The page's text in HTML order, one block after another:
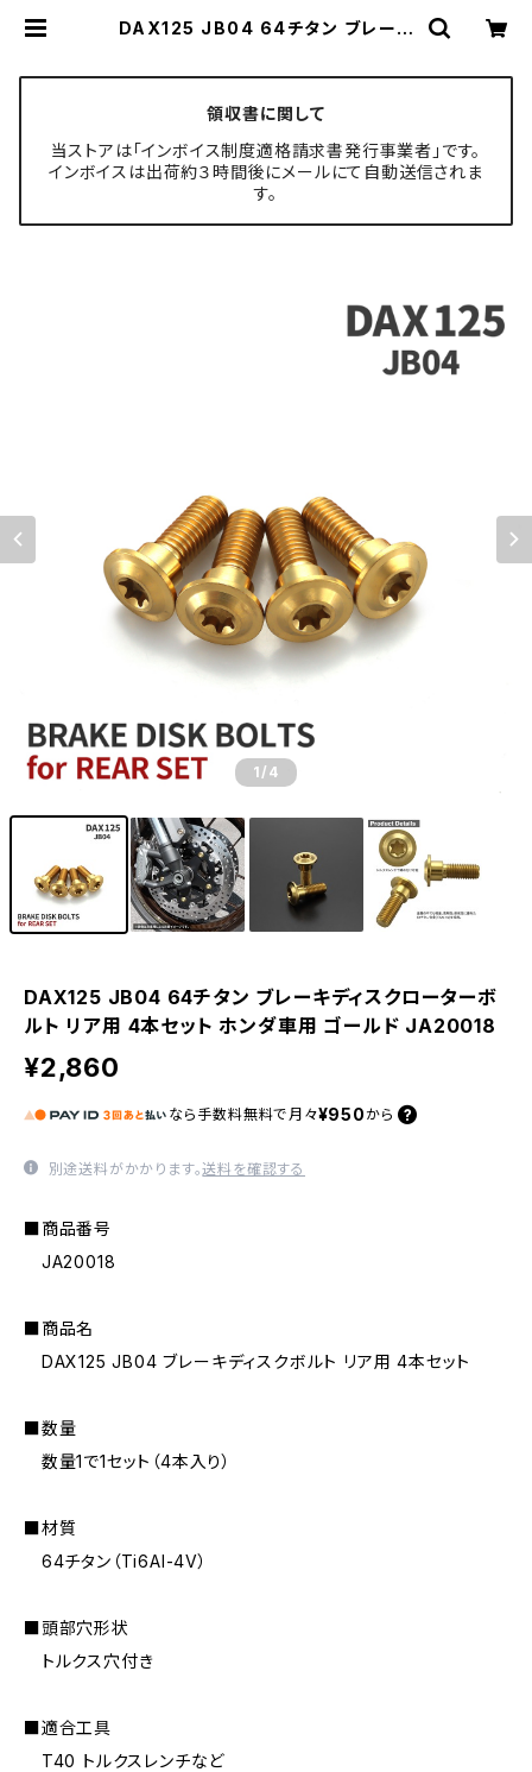
DAX125 JB04 64チタン ブレーキ
| TECH-MASTER ボルト専門店
領収書に関して
当ストアは「インボイス制度適格請求書発行事業者」です。
インボイスは出荷約３時間後にメールにて自動送信されま
す。
1 /4
DAX125 JB04 64チタン ブレーキディスクローターボ
ルト リア用 4本セット ホンダ車用 ゴールド JA20018
¥2,860
なら 手数料無料で 月々¥950 から
別途送料がかかります。送料を確認する
■商品番号
JA20018
■商品名
DAX125 JB04 ブレーキディスクボルト リア用 4本セット
■数量
数量1で1セット（4本入り）
■材質
64チタン（Ti6AI-4V）
■頭部穴形状
トルクス穴付き
■適合工具
T40 トルクスレンチなど